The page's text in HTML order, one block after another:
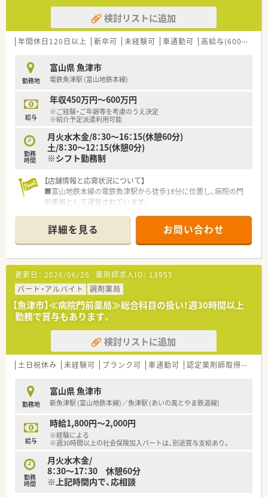
検討リストに追加
年間休日120日以上 新卒可 未経験可 車通勤可 高給与(600万円以上)
勤務地
富山県 魚津市
電鉄魚津駅 (富山地鉄本線)
給与
年収450万円～600万円
※ご経験・ご年齢等を考慮のうえ決定
※紹介予定派遣利用可能
勤務
時間
月火水木金/8：30～16：15(休憩60分)
土/8：30～12：15(休憩0分)
※シフト勤務制
【店舗情報と応需状況について】
■富山地鉄本線の電鉄魚津駅から徒歩18分に位置し、病院の門
前薬局として運営されています。
一枚一枚丁寧に調剤できる環境です。
■薬剤師は常時1名体制ですが、複数の事務スタッフが在籍して
おり業務のサポート体制は万全です。
【法人特徴について】
■北陸地方で最大規模の店舗数を展開する調剤薬局グループで、
安定した経営基盤が大きな強みです。
■親会社が臨床検査事業を行っており、医療業界における信頼性
が高く安心して長く働ける環境です。
■女性役員が活躍しており、子育て支援や働きやすい職場環境の
整備に全社を挙げて取り組んでいます。
【職場環境と雰囲気】
■病院の門前に位置するきれいで設備の整った店舗で、快適に
■事務スタッフが複数名いるため雑務の負担が少なく、アットホ
ームで落ち着いた雰囲気が特徴です。
■休憩室などの設備も完備されており、オンとオフの切り替えを
しっかり行いながら働ける環境です。
【想定されるキャリアイメージ】
■病院門前での多様な処方箋に触れることで、薬剤師としての専
門知識やスキルを着実に高められます。
■認定薬剤師の取得支援や定期的な研修制度があり、継続的なキ
ャリア開発をサポートしています。
詳細を見る お問い合わせ
更新日： 2026/06/26 薬剤師求人ID： 13955
パート・アルバイト
調剤薬局
【魚津市】≪病院門前薬局≫総合科目の扱い！週30時間以上
勤務で賞与もあります。
検討リストに追加
土日祝休み 未経験可 ブランク可 車通勤可 認定薬剤師取得支援あり
勤務地
富山県 魚津市
新魚津駅 (富山地鉄本線)／魚津駅 (あいの風とやま鉄道線)
給与
時給1,800円～2,000円
※経験による
※週30時間以上の社会保険加入パートは、別途賞与支給あり。
勤務
時間
月火水木金/
8：30～17：30 休憩60分
※上記時間内で、応相談